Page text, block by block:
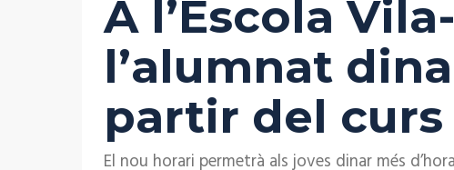
A l’Escola
l’alumnat
partir del
El nou horari permetrà als joves dinar més d’hora